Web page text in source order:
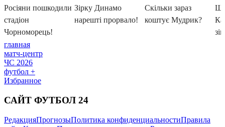
главная
матч-центр
ЧС 2026
футбол +
Избранное
САЙТ ФУТБОЛ 24
РедакцияПрогнозыПолитика конфиденциальностиПравила